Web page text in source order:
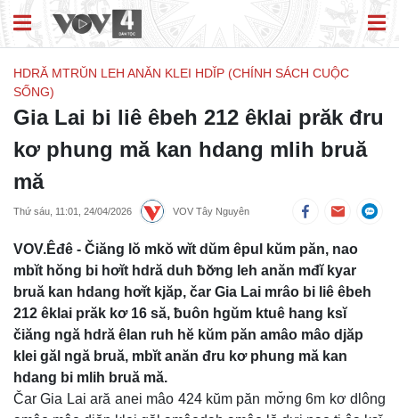
HDRĂ MTRŬN LEH ANĂN KLEI HDĬP (CHÍNH SÁCH CUỘC
SỐNG)
Gia Lai bi liê êbeh 212 êklai prăk đru
kơ phung mă kan hdang mlih bruă
mă
Thứ sáu, 11:01, 24/04/2026 VOV Tây Nguyên
VOV.Êđê - Čiăng lŏ mkŏ wĭt dŭm êpul kŭm păn, nao
mbĭt hŏng bi hơĭt hdră duh ƀơ̆ng leh anăn mđĭ kyar
bruă kan hdang hơĭt kjăp, čar Gia Lai mrâo bi liê êbeh
212 êklai prăk kơ 16 să, ƀuôn hgŭm ktuê hang ksĭ
čiăng ngă hdră êlan ruh hĕ kŭm păn amâo mâo djăp
klei găl ngă bruă, mbĭt anăn đru kơ phung mă kan
hdang bi mlih bruă mă.
Čar Gia Lai ară anei mâo 424 kŭm păn mơ̆ng 6m kơ dlông